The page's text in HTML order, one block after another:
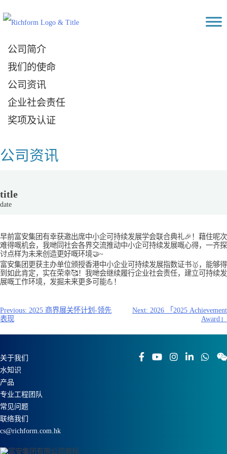
to
content
公司简介
我们的使命
公司资讯
企业社会责任
奖项及认证
公司资讯
title
date
早前富安集团有幸获邀出席中小企可持续发展学会联合典礼🎉！藉住呢次
难得嘅机会，我哋同社会各界交流推动中小企可持续发展嘅心得，一齐探
讨点样为未来创造更好嘅环境🤝~
富安集团更获主办单位颁授香港中小企业可持续发展指数证书🥇，能够得
到如此肯定，实在荣幸🥰！我哋会继续履行企业社会责任，建立可持续发
展嘅工作环境，发掘未来更多可能💪！
文
章
导
Previous: 2025 商界展关怀计划-领先
表现
Next: 2026 「2025 Achievement
Award」
关于我们
水知识
产品
专业工程团队
常见问题
联络我们
cs@richform.com.hk